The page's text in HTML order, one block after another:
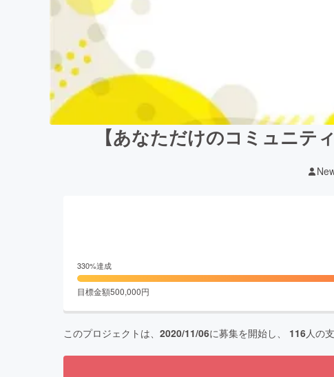
【あなただけのコミュニテ
330%達成
目標金額500,000円
このプロジェクトは、 2020/11/06に募集を開始し、 116人の